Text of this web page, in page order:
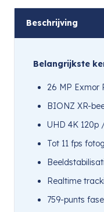
Beschrijving
Belangrijkste
26 MP Exmor
BIONZ XR-
UHD 4K 120p
Tot 11 fps
Realtime
759-punts